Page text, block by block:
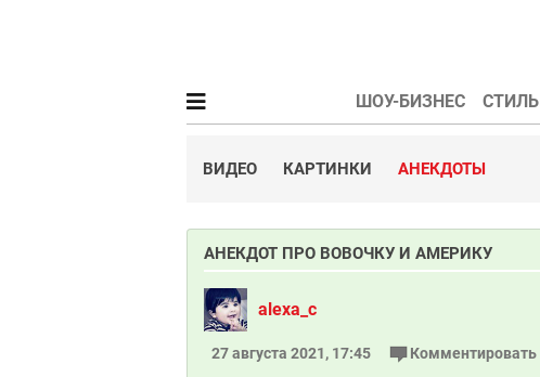
ШОУ-БИЗНЕС СТИЛЬ
ВИДЕО КАРТИНКИ АНЕКДОТЫ
АНЕКДОТ ПРО ВОВОЧКУ И АМЕРИКУ
alexa_c
27 августа 2021, 17:45 Комментировать